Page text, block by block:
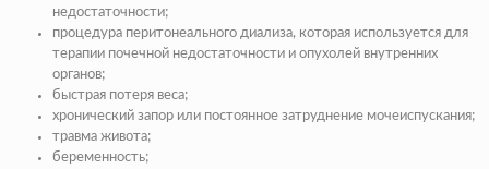
недостаточности;
процедура перитонеального диализа, которая используется для
терапии почечной недостаточности и опухолей внутренних
органов;
быстрая потеря веса;
хронический запор или постоянное затруднение мочеиспускания;
травма живота;
беременность;